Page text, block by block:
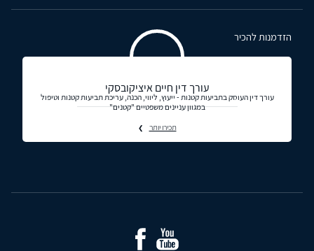
הזדמנות להכיר
עורך דין חיים איציקובסקי
עורך דין העוסק בתביעות קטנות - ייעוץ, ליווי, הכנה, עריכת תביעות קטנות וטיפול
במגוון עניינים משפטיים "קטנים"
תכירו יותר